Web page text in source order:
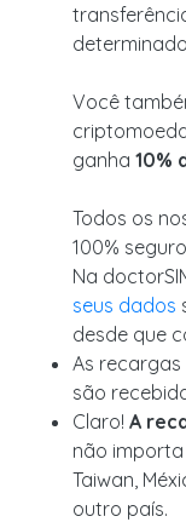
Você
ganha 10%
Todos os
100%
Na
seus dados
desde que
As
são
Claro! A
não
Taiwan,
outro país.